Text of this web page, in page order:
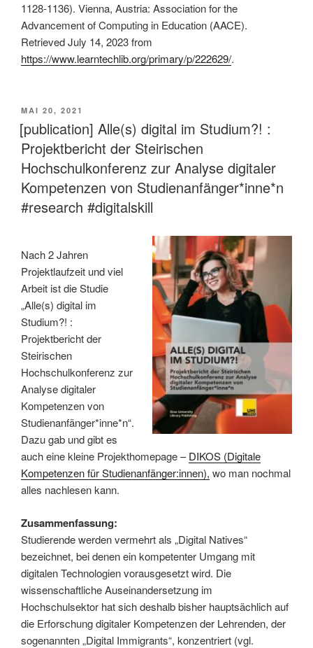
1128-1136). Vienna, Austria: Association for the
Advancement of Computing in Education (AACE).
Retrieved July 14, 2023 from
https://www.learntechlib.org/primary/p/222629/.
VERÖFFENTLICHT
AM
MAI 20, 2021
[publication] Alle(s) digital im Studium?! :
Projektbericht der Steirischen
Hochschulkonferenz zur Analyse digitaler
Kompetenzen von Studienanfänger*inne*n
#research #digitalskill
Nach 2 Jahren
Projektlaufzeit und viel
Arbeit ist die Studie
„Alle(s) digital im
Studium?! :
Projektbericht der
Steirischen
Hochschulkonferenz zur
Analyse digitaler
Kompetenzen von
Studienanfänger*inne*n“.
Dazu gab und gibt es
auch eine kleine Projekthomepage –DIKOS (Digitale
Kompetenzen für Studienanfänger:innen), wo man nochmal
alles nachlesen kann.
Zusammenfassung:
Studierende werden vermehrt als „Digital Natives“
bezeichnet, bei denen ein kompetenter Umgang mit
digitalen Technologien vorausgesetzt wird. Die
wissenschaftliche Auseinandersetzung im
Hochschulsektor hat sich deshalb bisher hauptsächlich auf
die Erforschung digitaler Kompetenzen der Lehrenden, der
sogenannten „Digital Immigrants“, konzentriert (vgl.